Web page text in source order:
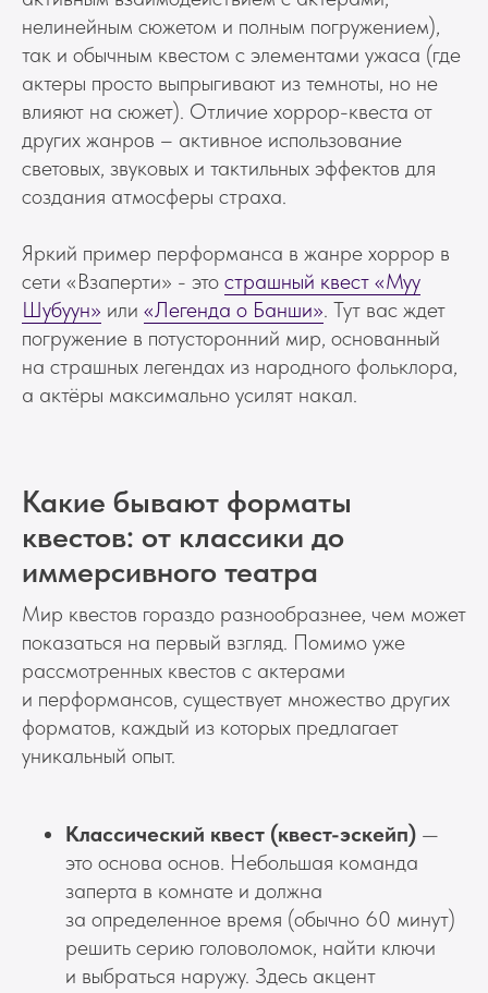
нелинейным сюжетом и полным погружением),
так и обычным квестом с элементами ужаса (где
актеры просто выпрыгивают из темноты, но не
влияют на сюжет). Отличие хоррор-квеста от
других жанров – активное использование
световых, звуковых и тактильных эффектов для
создания атмосферы страха.
Яркий пример перформанса в жанре хоррор в
сети «Взаперти» - это страшный квест «Муу
Шубуун» или «Легенда о Банши» . Тут вас ждет
погружение в потусторонний мир, основанный
на страшных легендах из народного фольклора,
а актёры максимально усилят накал.
Какие бывают форматы
квестов: от классики до
иммерсивного театра
Мир квестов гораздо разнообразнее, чем может
показаться на первый взгляд. Помимо уже
рассмотренных квестов с актерами
и перформансов, существует множество других
форматов, каждый из которых предлагает
уникальный опыт.
Классический квест (квест-эскейп) —
это основа основ. Небольшая команда
заперта в комнате и должна
за определенное время (обычно 60 минут)
решить серию головоломок, найти ключи
и выбраться наружу. Здесь акцент